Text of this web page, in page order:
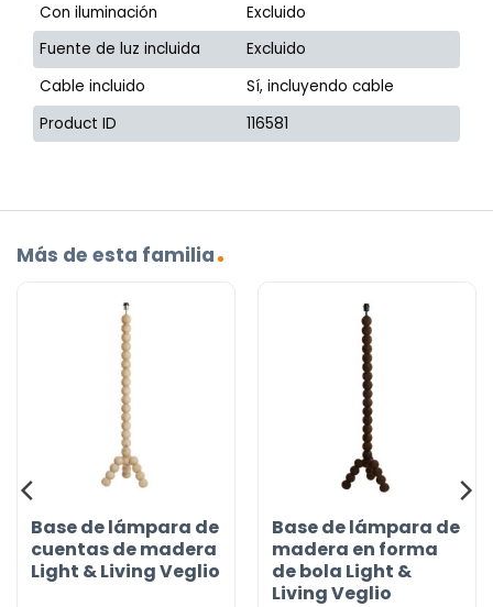
Con iluminación
Excluido
Fuente de luz incluida
Excluido
Cable incluido
Sí, incluyendo cable
Product ID
116581
Más de esta familia
Base de lámpara de
cuentas de madera
Light & Living Veglio
Base de lámpara de
madera en forma
de bola Light &
Living Veglio